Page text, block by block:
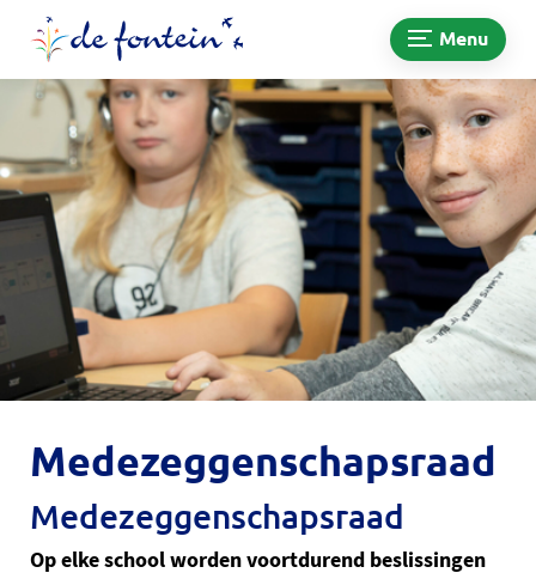
Menu
Medezeggenschapsraad
Medezeggenschapsraad
Op elke school worden voortdurend beslissingen